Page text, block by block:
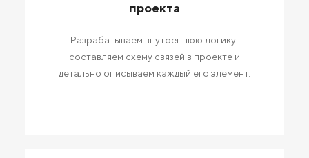
проекта
Разрабатываем внутреннюю логику:
составляем схему связей в проекте и
детально описываем каждый его элемент.